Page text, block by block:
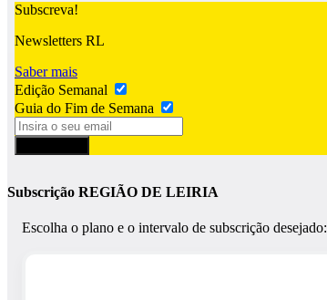
Subscreva!
Newsletters RL
Saber mais
Edição Semanal
Guia do Fim de Semana
Subscrição REGIÃO DE LEIRIA
Escolha o plano e o intervalo de subscrição desejado: